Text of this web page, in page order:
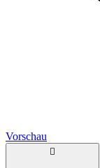
Vorschau
